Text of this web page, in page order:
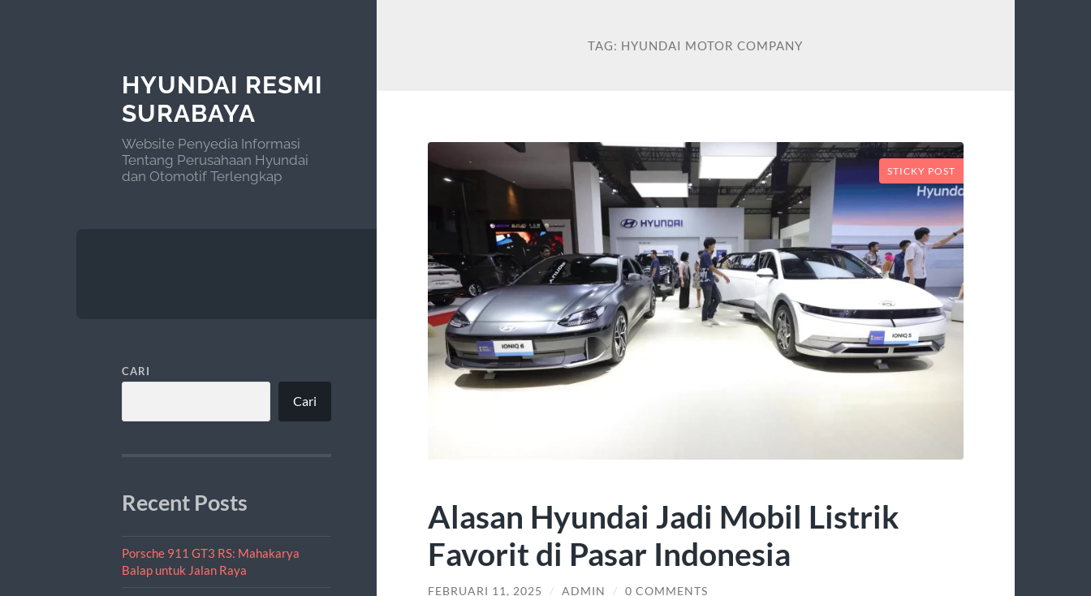
HYUNDAI RESMI
SURABAYA
Website Penyedia Informasi
Tentang Perusahaan Hyundai
dan Otomotif Terlengkap
CARI
Cari
Recent Posts
Porsche 911 GT3 RS: Mahakarya
Balap untuk Jalan Raya
TAG: HYUNDAI MOTOR COMPANY
STICKY POST
Alasan Hyundai Jadi Mobil Listrik
Favorit di Pasar Indonesia
FEBRUARI 11, 2025 / ADMIN / 0 COMMENTS